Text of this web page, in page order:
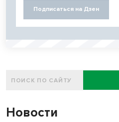
Подписаться на Дзен
Новости